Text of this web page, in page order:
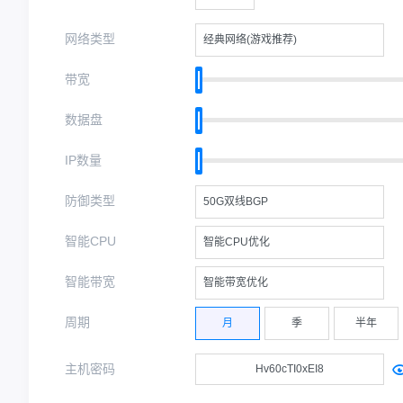
网络类型 经典网络(游戏推荐)
带宽
数据盘
IP数量
防御类型 50G双线BGP
智能CPU 智能CPU优化
智能带宽 智能带宽优化
周期 月 季 半年
主机密码